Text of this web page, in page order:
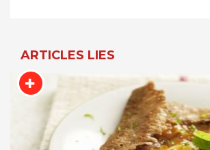
ARTICLES LIES